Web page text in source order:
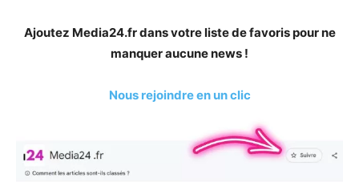
Ajoutez Media24.fr dans votre liste de favoris pour ne
manquer aucune news !
Nous rejoindre en un clic